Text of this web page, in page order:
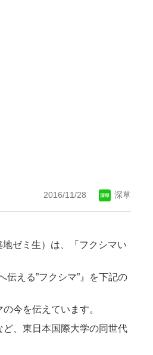
2016/11/28 深草
ゼミ生） は、「フクシマい
伝える”フクシマ” 』を下記の
今を伝えています。
、東日本国際大学の同世代